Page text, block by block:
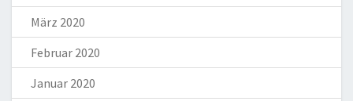
März 2020
Februar 2020
Januar 2020